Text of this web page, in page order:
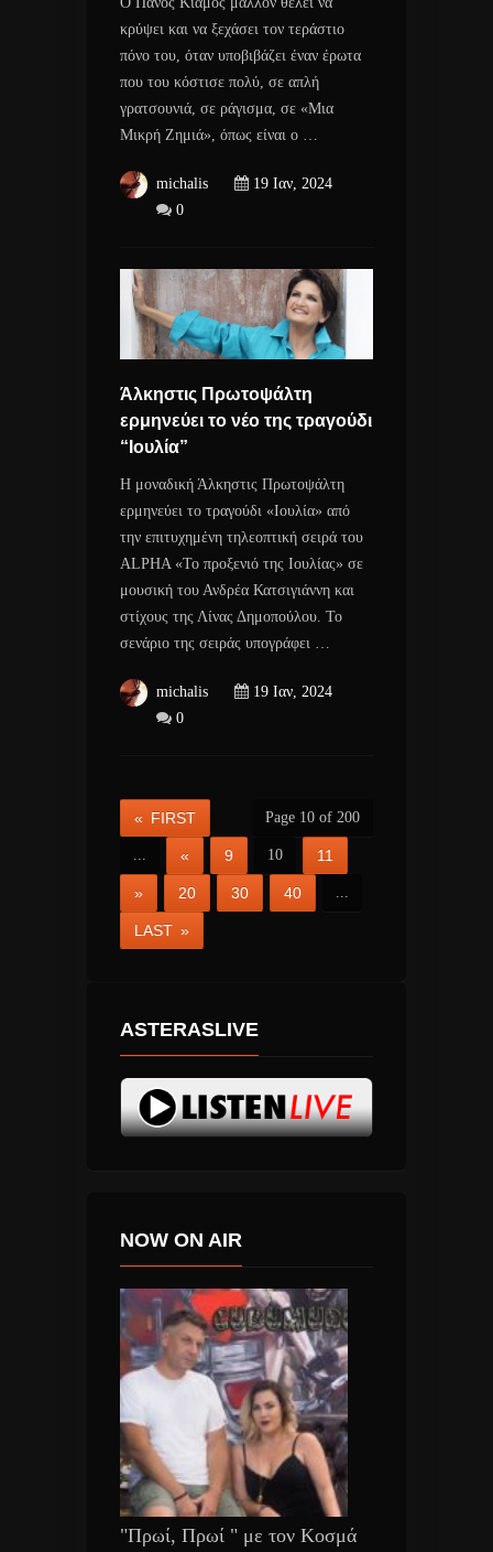
κρύψει και να ξεχάσει τον τεράστιο
πόνο του, όταν υποβιβάζει έναν έρωτα
που του κόστισε πολύ, σε απλή
γρατσουνιά, σε ράγισμα, σε «Μια
Μικρή Ζημιά», όπως είναι ο …
michalis
19 Ιαν, 2024
0
Άλκηστις Πρωτοψάλτη
ερμηνεύει το νέο της τραγούδι
“Ιουλία”
Η μοναδική Άλκηστις Πρωτοψάλτη
ερμηνεύει το τραγούδι «Ιουλία» από
την επιτυχημένη τηλεοπτική σειρά του
ALPHA «Το προξενιό της Ιουλίας» σε
μουσική του Ανδρέα Κατσιγιάννη και
στίχους της Λίνας Δημοπούλου. Το
σενάριο της σειράς υπογράφει …
michalis
19 Ιαν, 2024
0
Page 10 of 200
« FIRST
... « 9 10 11
» 20 30 40 ...
LAST »
ASTERASLIVE
NOW ON AIR
"Πρωί, Πρωί " με τον Κοσμά